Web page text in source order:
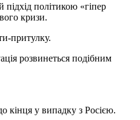
політикою «гіпер
кризи.
притулку.
розвинеться подібним
кінця у випадку з Росією.